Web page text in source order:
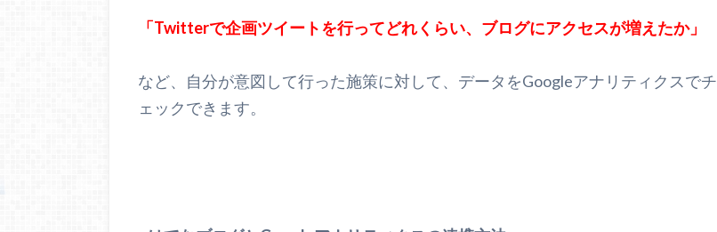
「Twitterで企画ツイートを行ってどれくらい、ブログにアクセスが増えたか」
など、自分が意図して行った施策に対して、データをGoogleアナリティクスでチ
ェックできます。